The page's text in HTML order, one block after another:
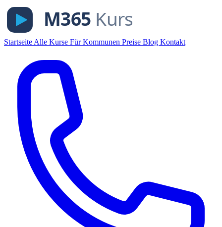
Startseite Alle Kurse Für Kommunen Preise Blog Kontakt